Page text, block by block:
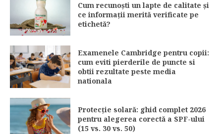
Cum recunoști un lapte de calitate și
ce informații merită verificate pe
etichetă?
Examenele Cambridge pentru copii:
cum eviti pierderile de puncte si
obtii rezultate peste media
nationala
Protecție solară: ghid complet 2026
pentru alegerea corectă a SPF-ului
(15 vs. 30 vs. 50)